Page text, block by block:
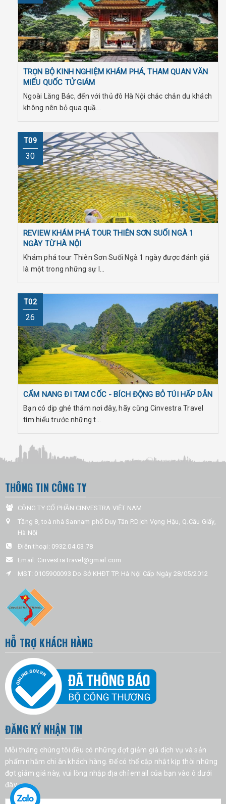
TRỌN BỘ KINH NGHIỆM KHÁM PHÁ, THAM QUAN VĂN
MIẾU QUỐC TỬ GIÁM
Ngoài Lăng Bác, đến với thủ đô Hà Nội chắc chắn du khách
không nên bỏ qua quầ...
T09
30
REVIEW KHÁM PHÁ TOUR THIÊN SƠN SUỐI NGÀ 1
NGÀY TỪ HÀ NỘI
Khám phá tour Thiên Sơn Suối Ngà 1 ngày được đánh giá
là một trong những sự l...
T02
26
CẨM NANG ĐI TAM CỐC - BÍCH ĐỘNG BỎ TÚI HẤP DẪN
Bạn có dịp ghé thăm nơi đây, hãy cũng Cinvestra Travel
tìm hiểu trước những t...
THÔNG TIN CÔNG TY
CÔNG TY CỔ PHẦN CINVESTRA VIỆT NAM
Tầng 8, toà nhà Sannam phố Duy Tân P.Dịch Vọng Hậu, Q.Cầu Giấy,
Hà Nội
Điện thoại: 0932.04.03.78
Email: Cinvestra.travel@gmail.com
MST: 0105900093 Do Sở KHĐT TP. Hà Nội Cấp Ngày 28/05/2012
HỖ TRỢ KHÁCH HÀNG
ĐĂNG KÝ NHẬN TIN
Mỗi tháng chúng tôi đều có những đợt giảm giá dịch vụ và sản
phẩm nhằm chi ân khách hàng. Để có thể cập nhật kịp thời những
đợt giảm giá này, vui lòng nhập địa chỉ email của bạn vào ô dưới
đây.